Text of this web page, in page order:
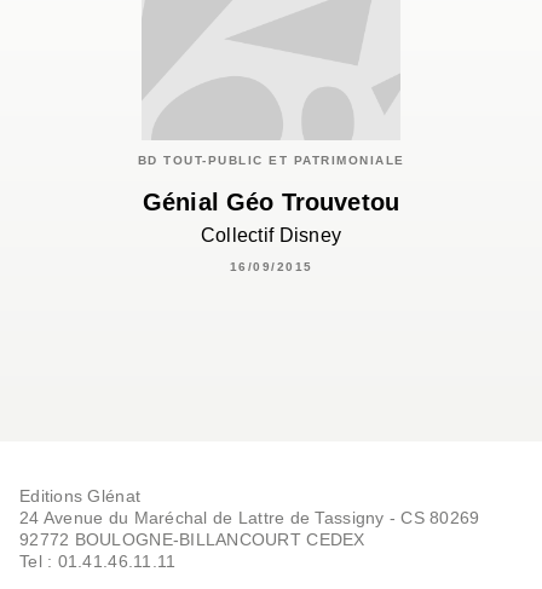
BD TOUT-PUBLIC ET PATRIMONIALE
Génial Géo Trouvetou
Collectif Disney
16/09/2015
Editions Glénat
24 Avenue du Maréchal de Lattre de Tassigny - CS 80269
92772 BOULOGNE-BILLANCOURT CEDEX
Tel : 01.41.46.11.11